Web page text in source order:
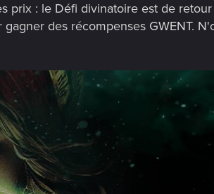
prix : le Défi divinatoire est de
des récompenses GWENT.